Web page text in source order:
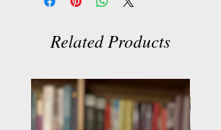
Related Products